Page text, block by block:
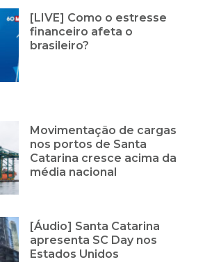
[LIVE] Como o estresse
financeiro afeta o
brasileiro?
Movimentação de cargas
nos portos de Santa
Catarina cresce acima da
média nacional
[Áudio] Santa Catarina
apresenta SC Day nos
Estados Unidos